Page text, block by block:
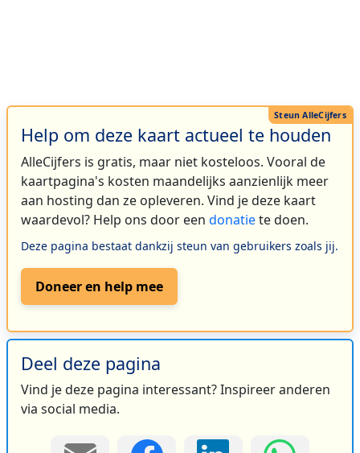
Help om deze kaart actueel te houden
AlleCijfers is gratis, maar niet kosteloos. Vooral de
kaartpagina's kosten maandelijks aanzienlijk meer
aan hosting dan ze opleveren. Vind je deze kaart
waardevol? Help ons door een donatiete doen.
Deze pagina bestaat dankzij steun van gebruikers zoals jij.
Doneer en help mee
Deel deze pagina
Vind je deze pagina interessant? Inspireer anderen
via social media.